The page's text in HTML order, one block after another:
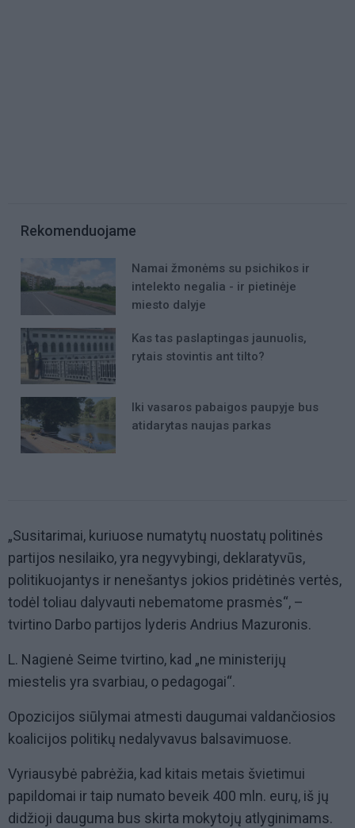
Rekomenduojame
Namai žmonėms su psichikos ir
intelekto negalia - ir pietinėje
miesto dalyje
Kas tas paslaptingas jaunuolis,
rytais stovintis ant tilto?
Iki vasaros pabaigos paupyje bus
atidarytas naujas parkas
„Susitarimai, kuriuose numatytų nuostatų politinės
partijos nesilaiko, yra negyvybingi, deklaratyvūs,
politikuojantys ir nenešantys jokios pridėtinės vertės,
todėl toliau dalyvauti nebematome prasmės“, –
tvirtino Darbo partijos lyderis Andrius Mazuronis.
L. Nagienė Seime tvirtino, kad „ne ministerijų
miestelis yra svarbiau, o pedagogai“.
Opozicijos siūlymai atmesti daugumai valdančiosios
koalicijos politikų nedalyvavus balsavimuose.
Vyriausybė pabrėžia, kad kitais metais švietimui
papildomai ir taip numato beveik 400 mln. eurų, iš jų
didžioji dauguma bus skirta mokytojų atlyginimams.